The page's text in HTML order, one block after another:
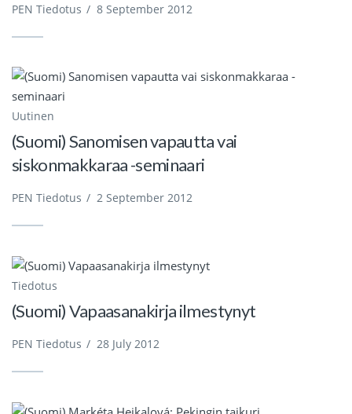
PEN Tiedotus / 8 September 2012
Uutinen
(Suomi) Sanomisen vapautta vai
siskonmakkaraa -seminaari
PEN Tiedotus / 2 September 2012
Tiedotus
(Suomi) Vapaasanakirja ilmestynyt
PEN Tiedotus / 28 July 2012